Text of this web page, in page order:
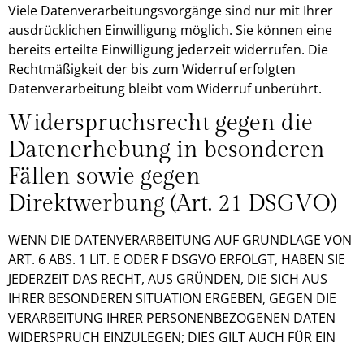
Viele Datenverarbeitungsvorgänge sind nur mit Ihrer
ausdrücklichen Einwilligung möglich. Sie können eine
bereits erteilte Einwilligung jederzeit widerrufen. Die
Rechtmäßigkeit der bis zum Widerruf erfolgten
Datenverarbeitung bleibt vom Widerruf unberührt.
Widerspruchsrecht gegen die
Datenerhebung in besonderen
Fällen sowie gegen
Direktwerbung (Art. 21 DSGVO)
WENN DIE DATENVERARBEITUNG AUF GRUNDLAGE VON
ART. 6 ABS. 1 LIT. E ODER F DSGVO ERFOLGT, HABEN SIE
JEDERZEIT DAS RECHT, AUS GRÜNDEN, DIE SICH AUS
IHRER BESONDEREN SITUATION ERGEBEN, GEGEN DIE
VERARBEITUNG IHRER PERSONENBEZOGENEN DATEN
WIDERSPRUCH EINZULEGEN; DIES GILT AUCH FÜR EIN